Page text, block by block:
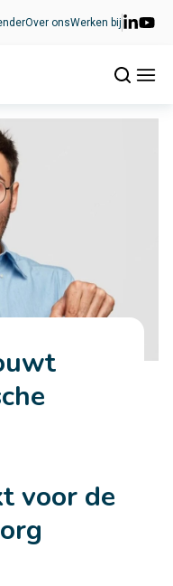
Over onsWerken bij
voor de